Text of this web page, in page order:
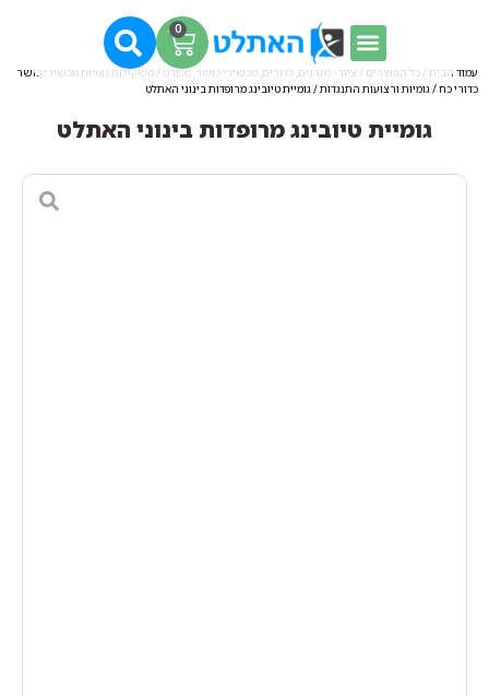
0
עמוד הבית / כל המוצרים / ציוד - מזרנים, כדורים, מכשירי כושר, ספורט / משקולות גומיות מכשירי כושר
כדורי כח/ גומיות ורצועות התנגדות/ גומיית טיובינג מרופדות בינוני האתלט
גומיית טיובינג מרופדות בינוני האתלט